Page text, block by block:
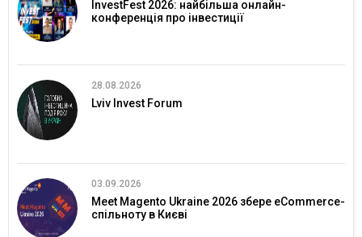
InvestFest 2026: найбільша онлайн-
конференція про інвестиції
28.08.2026
Lviv Invest Forum
03.09.2026
Meet Magento Ukraine 2026 збере eCommerce-
спільноту в Києві